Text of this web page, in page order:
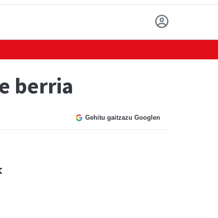
berria
Gehitu gaitzazu Googlen